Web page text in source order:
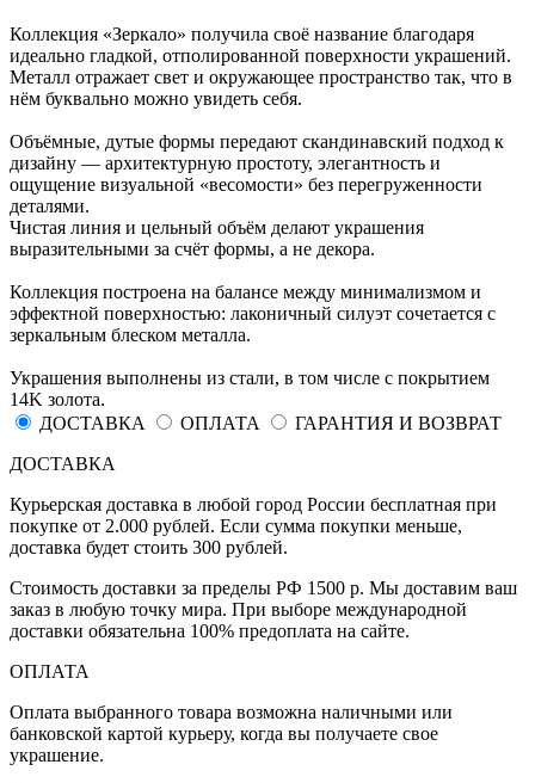
Коллекция «Зеркало» получила своё название благодаря
идеально гладкой, отполированной поверхности украшений.
Металл отражает свет и окружающее пространство так, что в
нём буквально можно увидеть себя.
Объёмные, дутые формы передают скандинавский подход к
дизайну — архитектурную простоту, элегантность и
ощущение визуальной «весомости» без перегруженности
деталями.
Чистая линия и цельный объём делают украшения
выразительными за счёт формы, а не декора.
Коллекция построена на балансе между минимализмом и
эффектной поверхностью: лаконичный силуэт сочетается с
зеркальным блеском металла.
Украшения выполнены из стали, в том числе с покрытием
14K золота.
ДОСТАВКА
ОПЛАТА
ГАРАНТИЯ И ВОЗВРАТ
ДОСТАВКА
Курьерская доставка в любой город России бесплатная при
покупке от 2.000 рублей. Если сумма покупки меньше,
доставка будет стоить 300 рублей.
Стоимость доставки за пределы РФ 1500 р. Мы доставим ваш
заказ в любую точку мира. При выборе международной
доставки обязательна 100% предоплата на сайте.
ОПЛАТА
Оплата выбранного товара возможна наличными или
банковской картой курьеру, когда вы получаете свое
украшение.